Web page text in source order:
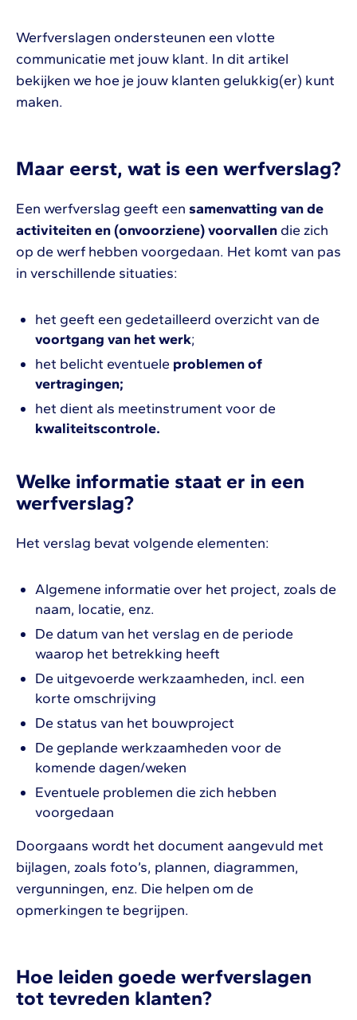
Werfverslagen ondersteunen een vlotte
communicatie met jouw klant. In dit artikel
bekijken we hoe je jouw klanten gelukkig(er) kunt
maken.
Maar eerst, wat is een werfverslag?
Een werfverslag geeft een samenvatting van de
activiteiten en (onvoorziene) voorvallen die zich
op de werf hebben voorgedaan. Het komt van pas
in verschillende situaties:
het geeft een gedetailleerd overzicht van de
voortgang van het werk;
het belicht eventuele problemen of
vertragingen;
het dient als meetinstrument voor de
kwaliteitscontrole.
Welke informatie staat er in een
werfverslag?
Het verslag bevat volgende elementen:
Algemene informatie over het project, zoals de
naam, locatie, enz.
De datum van het verslag en de periode
waarop het betrekking heeft
De uitgevoerde werkzaamheden, incl. een
korte omschrijving
De status van het bouwproject
De geplande werkzaamheden voor de
komende dagen/weken
Eventuele problemen die zich hebben
voorgedaan
Doorgaans wordt het document aangevuld met
bijlagen, zoals foto’s, plannen, diagrammen,
vergunningen, enz. Die helpen om de
opmerkingen te begrijpen.
Hoe leiden goede werfverslagen
tot tevreden klanten?